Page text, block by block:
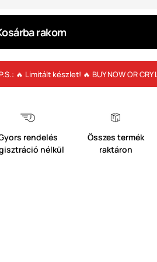
rakom
🔥 Limitált készlet! 🔥 BUY NOW OR CRY
rendelés
nélkül
Összes termék
raktáron